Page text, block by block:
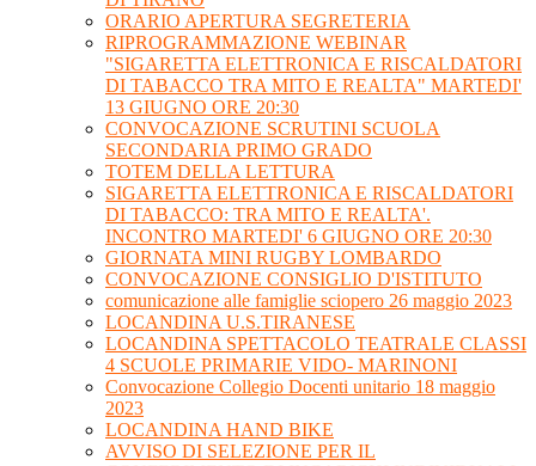
ORARIO APERTURA SEGRETERIA
RIPROGRAMMAZIONE WEBINAR
"SIGARETTA ELETTRONICA E RISCALDATORI
DI TABACCO TRA MITO E REALTA" MARTEDI'
13 GIUGNO ORE 20:30
CONVOCAZIONE SCRUTINI SCUOLA
SECONDARIA PRIMO GRADO
TOTEM DELLA LETTURA
SIGARETTA ELETTRONICA E RISCALDATORI
DI TABACCO: TRA MITO E REALTA'.
INCONTRO MARTEDI' 6 GIUGNO ORE 20:30
GIORNATA MINI RUGBY LOMBARDO
CONVOCAZIONE CONSIGLIO D'ISTITUTO
comunicazione alle famiglie sciopero 26 maggio 2023
LOCANDINA U.S.TIRANESE
LOCANDINA SPETTACOLO TEATRALE CLASSI
4 SCUOLE PRIMARIE VIDO- MARINONI
Convocazione Collegio Docenti unitario 18 maggio
2023
LOCANDINA HAND BIKE
AVVISO DI SELEZIONE PER IL